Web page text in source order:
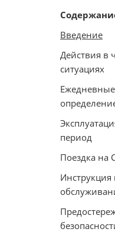
Введение
Действия в
ситуациях
период
Поездка на
Инструкция